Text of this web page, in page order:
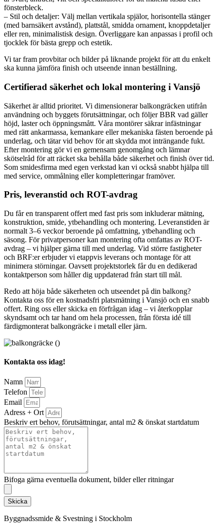
fönsterbleck.
– Stil och detaljer: Välj mellan vertikala spjälor, horisontella stänger
(med barnsäkert avstånd), plattstål, smidda ornament, knoppdetaljer
eller ren, minimalistisk design. Överliggare kan anpassas i profil och
tjocklek för bästa grepp och estetik.
Vi tar fram provbitar och bilder på liknande projekt för att du enkelt
ska kunna jämföra finish och utseende innan beställning.
Certifierad säkerhet och lokal montering i Vansjö
Säkerhet är alltid prioritet. Vi dimensionerar balkongräcken utifrån
användning och byggets förutsättningar, och följer BBR vad gäller
höjd, laster och öppningsmått. Våra montörer säkrar infästningar
med rätt ankarmassa, kemankare eller mekaniska fästen beroende på
underlag, och tätar vid behov för att skydda mot inträngande fukt.
Efter montering gör vi en gemensam genomgång och lämnar
skötselråd för att räcket ska behålla både säkerhet och finish över tid.
Som smidesfirma med egen verkstad kan vi också snabbt hjälpa till
med service, ommålning eller kompletteringar framöver.
Pris, leveranstid och ROT-avdrag
Du får en transparent offert med fast pris som inkluderar mätning,
konstruktion, smide, ytbehandling och montering. Leveranstiden är
normalt 3–6 veckor beroende på omfattning, ytbehandling och
säsong. För privatpersoner kan montering ofta omfattas av ROT-
avdrag – vi hjälper gärna till med underlag. Vid större fastigheter
och BRF:er erbjuder vi etappvis leverans och montage för att
minimera störningar. Oavsett projektstorlek får du en dedikerad
kontaktperson som håller dig uppdaterad från start till mål.
Redo att höja både säkerheten och utseendet på din balkong?
Kontakta oss för en kostnadsfri platsmätning i Vansjö och en snabb
offert. Ring oss eller skicka en förfrågan idag – vi återkopplar
skyndsamt och tar hand om hela processen, från första idé till
färdigmonterat balkongräcke i metall eller järn.
Kontakta oss idag!
Namn
Telefon
Email
Adress + Ort
Beskriv ert behov, förutsättningar, antal m2 & önskat startdatum
Bifoga gärna eventuella dokument, bilder eller ritningar
Skicka
Byggnadssmide & Svestning i Stockholm